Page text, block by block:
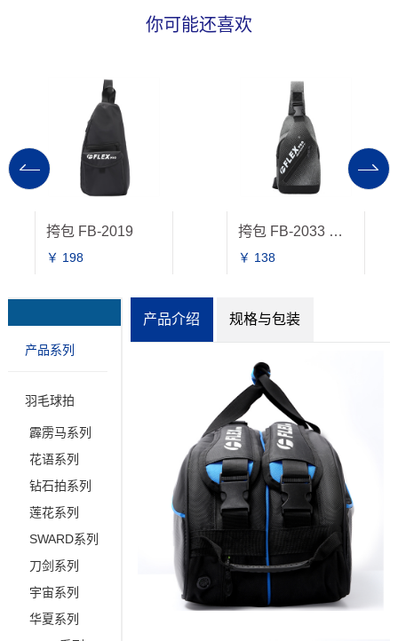
你可能还喜欢
挎包 FB-2019
￥ 198
挎包 FB-2033 新品上市
￥ 138
产品介绍 规格与包装
产品系列
羽毛球拍
霹雳马系列
花语系列
钻石拍系列
莲花系列
SWARD系列
刀剑系列
宇宙系列
华夏系列